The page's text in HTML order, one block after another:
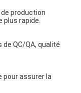
production
plus rapide.
QC/QA, qualité
pour assurer la